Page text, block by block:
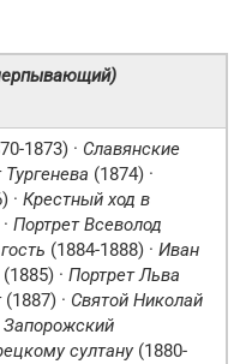
1873) · Славянские
(1874) ·
· Крестный ход в
Портрет Всеволод
(1884-1888) · Иван
(1885) · Портрет Льва
(1887) · Святой Николай
Запорожский
султану(1880-